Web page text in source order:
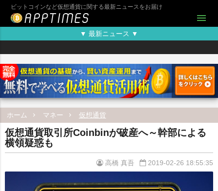
ビットコインなど仮想通貨に関する最新ニュースをお届け
menu
▼ 最新ニュース ▼
ホーム マネー 仮想通貨
仮想通貨取引所Coinbinが破産へ～幹部による
横領疑惑も
高橋 真吾 2019-02-26 18:55:35